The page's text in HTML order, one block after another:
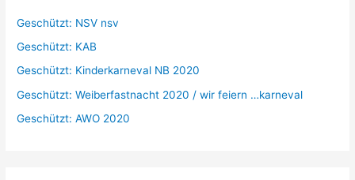
:
Geschützt: NSV nsv
Geschützt: KAB
Geschützt: Kinderkarneval NB 2020
Geschützt: Weiberfastnacht 2020 / wir feiern …karneval
Geschützt: AWO 2020